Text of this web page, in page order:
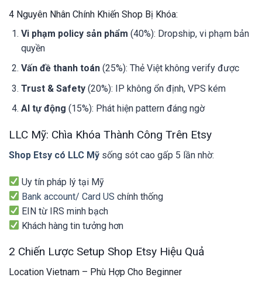
4 Nguyên Nhân Chính Khiến Shop Bị Khóa:
Vi phạm policy sản phẩm (40%): Dropship, vi phạm bản
quyền
Vấn đề thanh toán(25%): Thẻ Việt không verify được
Trust & Safety(20%): IP không ổn định, VPS kém
AI tự động (15%): Phát hiện pattern đáng ngờ
LLC Mỹ: Chìa Khóa Thành Công Trên Etsy
Shop Etsy có LLC Mỹ sống sót cao gấp 5 lần nhờ:
Uy tín pháp lý tại Mỹ
Bank account/ Card US chính thống
EIN từ IRS minh bạch
Khách hàng tin tưởng hơn
2 Chiến Lược Setup Shop Etsy Hiệu Quả
Location Vietnam – Phù Hợp Cho Beginner